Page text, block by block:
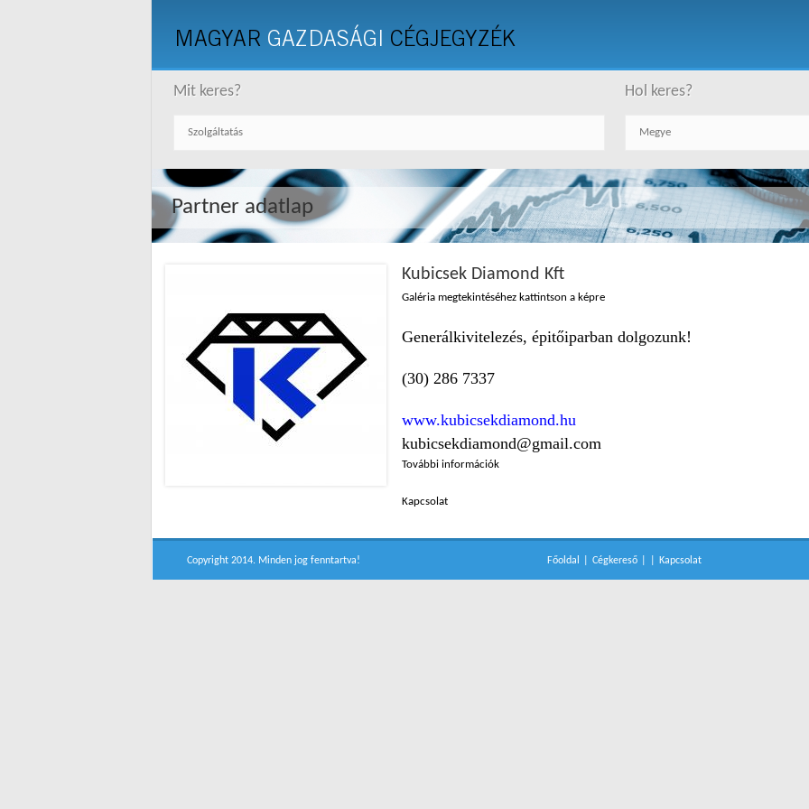
MAGYAR GAZDASÁGI CÉGJEGYZÉK
Mit keres? Hol keres?
Partner adatlap
Kubicsek Diamond Kft
Galéria megtekintéséhez kattintson a képre
Generálkivitelezés, épitőiparban dolgozunk!
(30) 286 7337
www.kubicsekdiamond.hu
kubicsekdiamond@gmail.com
További információk
Kapcsolat
Copyright 2014. Minden jog fenntartva! Főoldal Cégkereső Kapcsolat